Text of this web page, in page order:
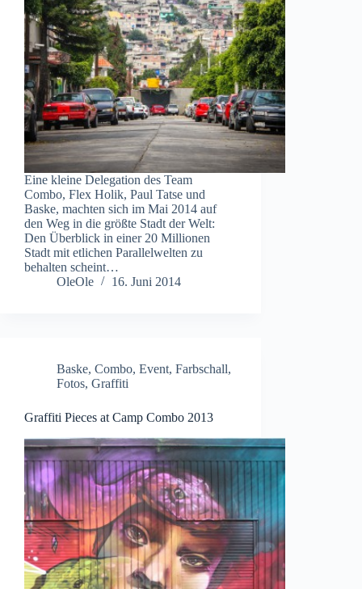
Eine kleine Delegation des Team
Combo, Flex Holik, Paul Tatse und
Baske, machten sich im Mai 2014 auf
den Weg in die größte Stadt der Welt:
Den Überblick in einer 20 Millionen
Stadt mit etlichen Parallelwelten zu
behalten scheint…
OleOle
16. Juni 2014
Baske, Combo, Event, Farbschall,
Fotos, Graffiti
Graffiti Pieces at Camp Combo 2013